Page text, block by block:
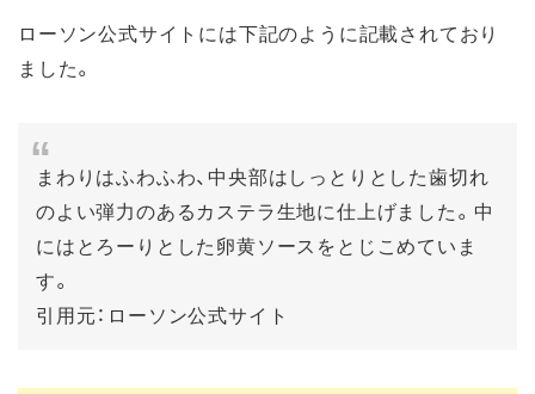
ローソン公式サイトには下記のように記載されており
ました。
まわりはふわふわ、中央部はしっとりとした歯切れ
のよい弾力のあるカステラ生地に仕上げました。中
にはとろーりとした卵黄ソースをとじこめていま
す。
引用元：ローソン公式サイト